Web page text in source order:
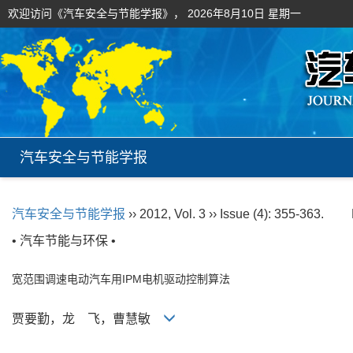
欢迎访问《汽车安全与节能学报》， 2026年8月10日 星期一
汽车安全与节能学报
汽车安全与节能学报 ›› 2012, Vol. 3 ›› Issue (4): 355-363.
• 汽车节能与环保 •
宽范围调速电动汽车用IPM电机驱动控制算法
贾要勤，龙 飞，曹慧敏